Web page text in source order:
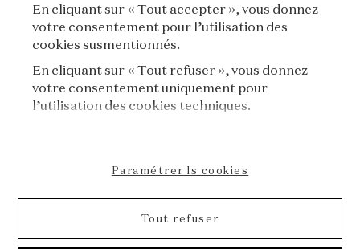
VAN CLEEF & ARPELS
DÉCLARATION D'ACCESSIBILITÉ
En cliquant sur « Tout accepter », vous donnez
votre consentement pour l’utilisation des
cookies susmentionnés.
En cliquant sur « Tout refuser », vous donnez
votre consentement uniquement pour
l’utilisation des cookies techniques.
Paramétrer ls cookies
Tout refuser